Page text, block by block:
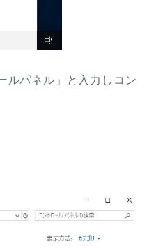
ルパネル」と入力しコン